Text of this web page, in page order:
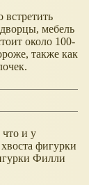
мебель
около 100-
также как
и у
фигурки
Филли